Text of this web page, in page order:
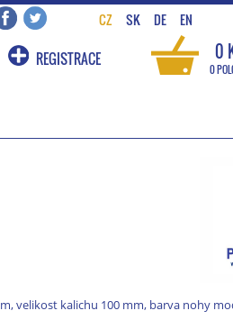
CZ SK DE EN
REGISTRACE 0
0
velikost kalichu 100 mm, barva nohy